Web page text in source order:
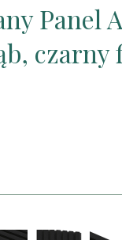
Panel
czarny